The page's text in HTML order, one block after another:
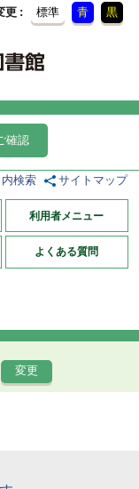
更 標準 青 黒
確認
検索 サイトマップ
利用者メニュー
よくある質問